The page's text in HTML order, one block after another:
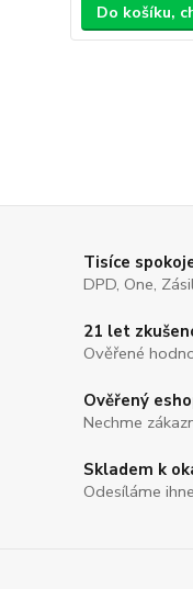
Do košíku,
Tisíce
DPD, One,
21 let
Ověřené
Ověřený eshop
Nechme
Skladem k
Odesíláme